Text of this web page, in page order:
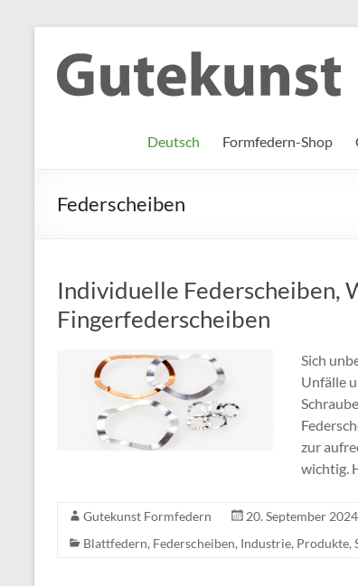
Inhalt
springen
Gutekunst
Formfedern
GmbH
Informationen
und
Wissenswertes
Deutsch Formfedern-Shop
Federscheiben
Individuelle Federscheiben,
Fingerfederscheiben
Sich
Unfälle
zur
wichtig.
Gutekunst Formfedern
20. September 2024
Blattfedern, Federscheiben, Industrie, Produkte,